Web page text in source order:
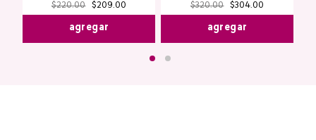
$220.00 $209.00
agregar
$320.00 $304.00
agregar